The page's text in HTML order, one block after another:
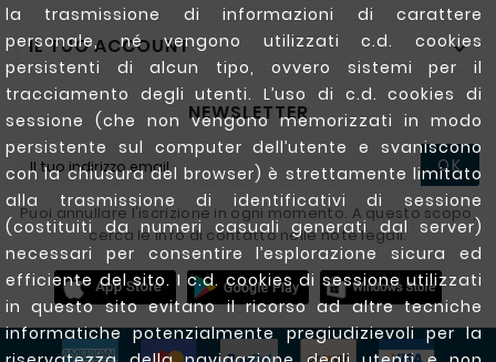
la trasmissione di informazioni di carattere
personale, né vengono utilizzati c.d. cookies
persistenti di alcun tipo, ovvero sistemi per il
tracciamento degli utenti. L’uso di c.d. cookies di
sessione (che non vengono memorizzati in modo
persistente sul computer dell’utente e svaniscono
con la chiusura del browser) è strettamente limitato
alla trasmissione di identificativi di sessione
(costituiti da numeri casuali generati dal server)
necessari per consentire l’esplorazione sicura ed
efficiente del sito. I c.d. cookies di sessione utilizzati
in questo sito evitano il ricorso ad altre tecniche
informatiche potenzialmente pregiudizievoli per la
IL TUO ACCOUNT 
NEWSLETTER
OK
Puoi annullare l'iscrizione in ogni momento. A questo scopo,
cerca le info di contatto nelle note legali.